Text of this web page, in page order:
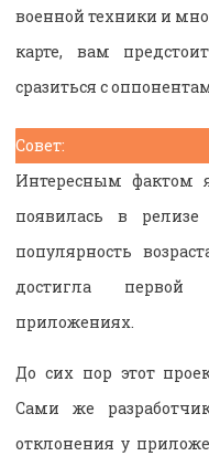
военной техники и
карте, вам
сразиться с
Совет:
Интересным фактом
появилась в
популярность
достигла
приложениях.
До сих пор этот
Сами же
отклонения у